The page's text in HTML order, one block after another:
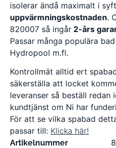
isolerar ändå maximalt i
uppvärmningskostnaden.
820007 så ingår 2-års
Passar många populära
Hydropool m.fl.
Kontrollmät alltid ert
säkerställa att locket
leveranser så beställ redan
kundtjänst om Ni har
För att se vilka spabad
passar till: Klicka här!
Artikelnummer